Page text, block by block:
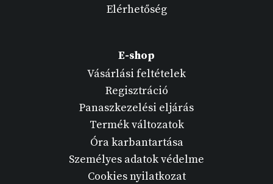
Elérhetőség
E-shop
Vásárlási feltételek
Regisztráció
Panaszkezelési eljárás
Termék változatok
Óra karbantartása
Személyes adatok védelme
Cookies nyilatkozat